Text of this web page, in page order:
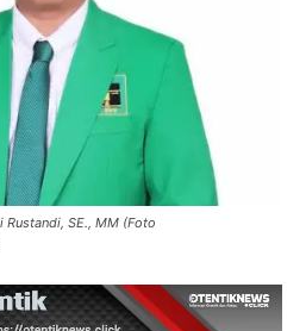
Rustandi, SE., MM (Foto